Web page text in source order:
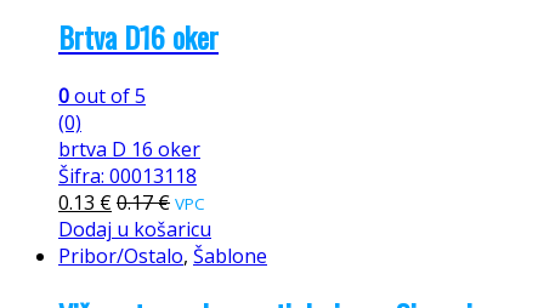
Brtva D16 oker
0out of 5
(0)
brtva D 16 oker
Šifra: 00013118
0.13 €0.17€ VPC
Dodaj u košaricu
Pribor/Ostalo, Šablone